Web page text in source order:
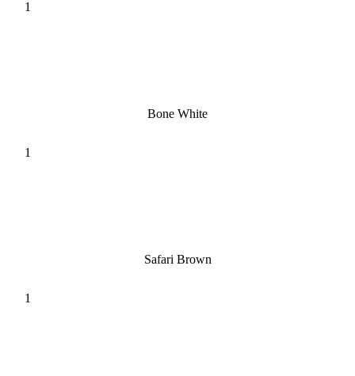
Bone White
Safari Brown